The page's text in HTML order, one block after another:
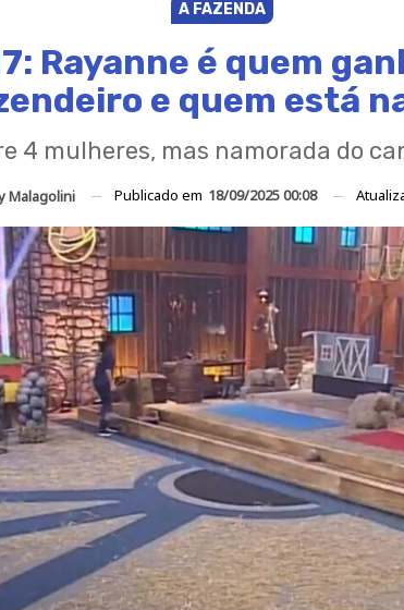
A FAZENDA
Rayanne é quem
e quem está
4 mulheres, mas namorada do
Malagolini Publicado em 18/09/2025 00:08